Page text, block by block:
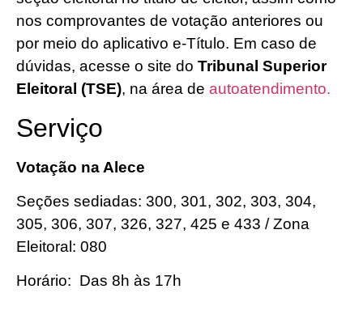
nos comprovantes de votação anteriores ou
por meio do aplicativo e-Título. Em caso de
dúvidas, acesse o site do Tribunal Superior
Eleitoral (TSE), na área de autoatendimento.
Serviço
Votação na Alece
Seções sediadas: 300, 301, 302, 303, 304,
305, 306, 307, 326, 327, 425 e 433 / Zona
Eleitoral: 080
Horário: Das 8h às 17h